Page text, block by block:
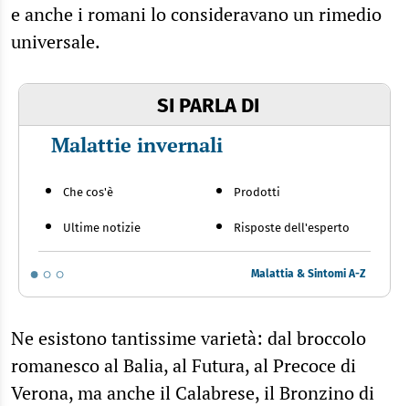
e anche i romani lo consideravano un rimedio
universale.
SI PARLA DI
Malattie invernali
Che cos'è
Ultime notizie
Prodotti
Risposte dell'esperto
Malattia & Sintomi A-Z
Ne esistono tantissime varietà: dal broccolo
romanesco al Balia, al Futura, al Precoce di
Verona, ma anche il Calabrese, il Bronzino di